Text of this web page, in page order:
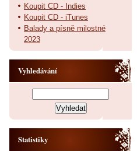
Koupit CD - Indies
Koupit CD - iTunes
Balady a písně milostné
2023
Vyhledávání
Statistiky